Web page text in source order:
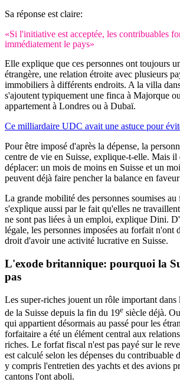
Sa réponse est claire:
«Si l'initiative est acceptée, les contribuables
immédiatement le pays»
Elle explique que ces personnes ont toujours
étrangère, une relation étroite avec plusieurs
immobiliers à différents endroits. A la villa
s'ajoutent typiquement une finca à Majorque
appartement à Londres ou à Dubaï.
Ce milliardaire UDC avait une astuce pour
Pour être imposé d'après la dépense, la
centre de vie en Suisse, explique-t-elle. Mais il
déplacer: un mois de moins en Suisse et un
peuvent déjà faire pencher la balance en
La grande mobilité des personnes soumises
s'explique aussi par le fait qu'elles ne
ne sont pas liées à un emploi, explique Dini.
légale, les personnes imposées au forfait n'ont
droit d'avoir une activité lucrative en Suisse.
L'exode britannique: pourquoi la
pas
Les super-riches jouent un rôle important dans
de la Suisse depuis la fin du 19e siècle déjà.
qui appartient désormais au passé pour les
forfaitaire a été un élément central aux
riches. Le forfat fiscal n'est pas payé sur le
est calculé selon les dépenses du contribuable
y compris l'entretien des yachts et des avions
cantons l'ont aboli.